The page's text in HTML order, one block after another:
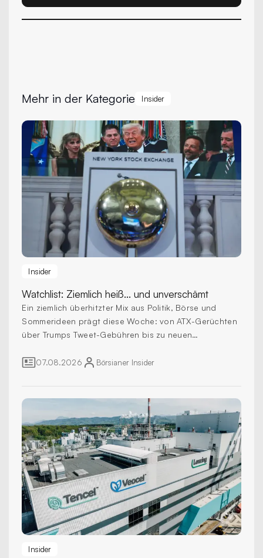
Mehr in der Kategorie Insider
Insider
Watchlist: Ziemlich heiß... und unverschämt
Ein ziemlich überhitzter Mix aus Politik, Börse und
Sommerideen prägt diese Woche: von ATX-Gerüchten
über Trumps Tweet-Gebühren bis zu neuen
07.08.2026 Börsianer Insider
Insider